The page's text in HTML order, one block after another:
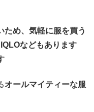
ため、気軽に服を買う
などもあります
オールマイティーな服